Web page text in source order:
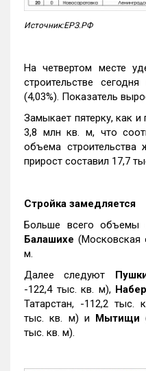
Источник:ЕРЗ.РФ
На четвертом месте
строительстве
(4,03%). Показатель
Замыкает пятерку, как и
3,8 млн кв. м, что
объема строительства
прирост составил 17,7
Стройка замедляется
Больше всего объемы
Балашихе (Московская
м.
Далее следуют
-122,4 тыс. кв. м),
Татарстан, -112,2 тыс.
тыс. кв. м) и Мытищи
тыс. кв. м).